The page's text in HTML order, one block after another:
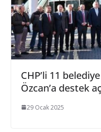
CHP’li 11
Özcan’a destek
29 Ocak 2025